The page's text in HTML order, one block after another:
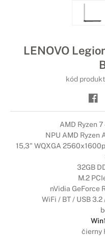
LENOVO
kód
AMD Ryzen
NPU AMD Ryzen
15,3" WQXGA
32GB
M.2
nVidia GeForce
WiFi / BT / USB
čierny